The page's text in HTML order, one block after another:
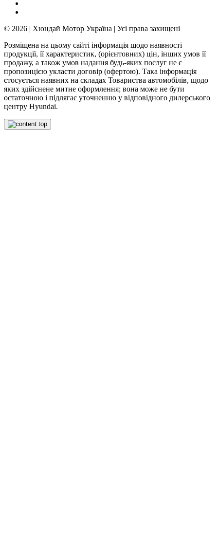
© 2026 | Хюндай Мотор Україна | Усі права захищені
Розміщена на цьому сайті інформація щодо наявності
продукції, її характеристик, (орієнтовних) цін, інших умов її
продажу, а також умов надання будь-яких послуг не є
пропозицією укласти договір (офертою). Така інформація
стосується наявних на складах Товариства автомобілів, щодо
яких здійснене митне оформлення; вона може не бути
остаточною і підлягає уточненню у відповідного дилерського
центру Hyundai.